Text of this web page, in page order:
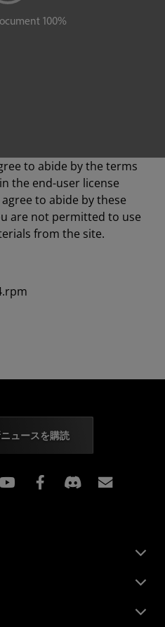
to abide by the terms
the end-user license
to abide by these
are not permitted to use
from the site.
ュースを購読
Facebook